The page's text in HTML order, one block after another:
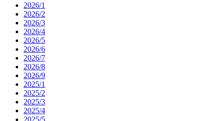
2026/1
2026/2
2026/3
2026/4
2026/5
2026/6
2026/7
2026/8
2026/9
2025/1
2025/2
2025/3
2025/4
2025/5